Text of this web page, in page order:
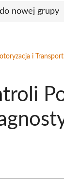
do nowej grupy
i Transport